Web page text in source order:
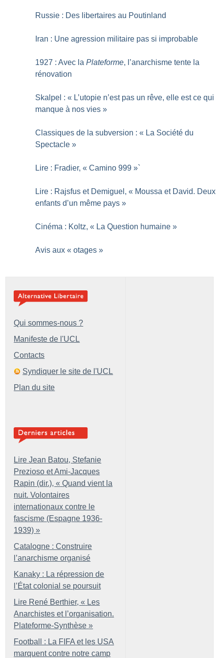
Russie : Des libertaires au Poutinland
Iran : Une agression militaire pas si improbable
1927 : Avec laPlateforme, l’anarchisme tente la
rénovation
Skalpel : « L’utopie n’est pas un rêve, elle est ce qui
manque à nos vies »
Classiques de la subversion : « La Société du
Spectacle »
Lire : Fradier, « Camino 999 »`
Lire : Rajsfus et Demiguel, « Moussa et David. Deux
enfants d’un même pays »
Cinéma : Koltz, « La Question humaine »
Avis aux « otages »
Qui sommes-nous ?
Manifeste de l'UCL
Contacts
Syndiquer le site de l'UCL
Plan du site
Lire Jean Batou, Stefanie
Prezioso et Ami-Jacques
Rapin (dir.), « Quand vient la
nuit. Volontaires
internationaux contre le
fascisme (Espagne 1936-
1939) »
Catalogne : Construire
l’anarchisme organisé
Kanaky : La répression de
l’État colonial se poursuit
Lire René Berthier, « Les
Anarchistes et l’organisation.
Plateforme-Synthèse »
Football : La FIFA et les USA
marquent contre notre camp